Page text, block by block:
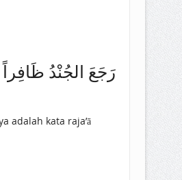
رَجَعَ الجُنْدُ ظَافِراً